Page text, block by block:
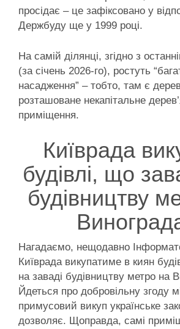
просідає – це зафіксовано у
Держбуду ще у 1999 році.
На самій ділянці, згідно з
(за січень 2026-го), ростуть
насадження” – тобто, там є
розташоване некапітальне
приміщення.
Київрада
будівлі, що
будівництву
Нагадаємо, нещодавно
Київрада викупатиме в киян
на заваді будівництву метро на
Йдеться про добровільну згоду
примусовий викуп українське
дозволяє. Щоправда, самі